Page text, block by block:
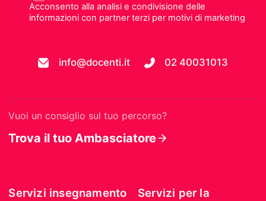
Acconsento alla analisi e condivisione delle
informazioni con partner terzi per motivi di marketing
info@docenti.it 02 40031013
Vuoi un consiglio sul tuo percorso?
Trova il tuo Ambasciatore
Servizi insegnamento
Servizi per la